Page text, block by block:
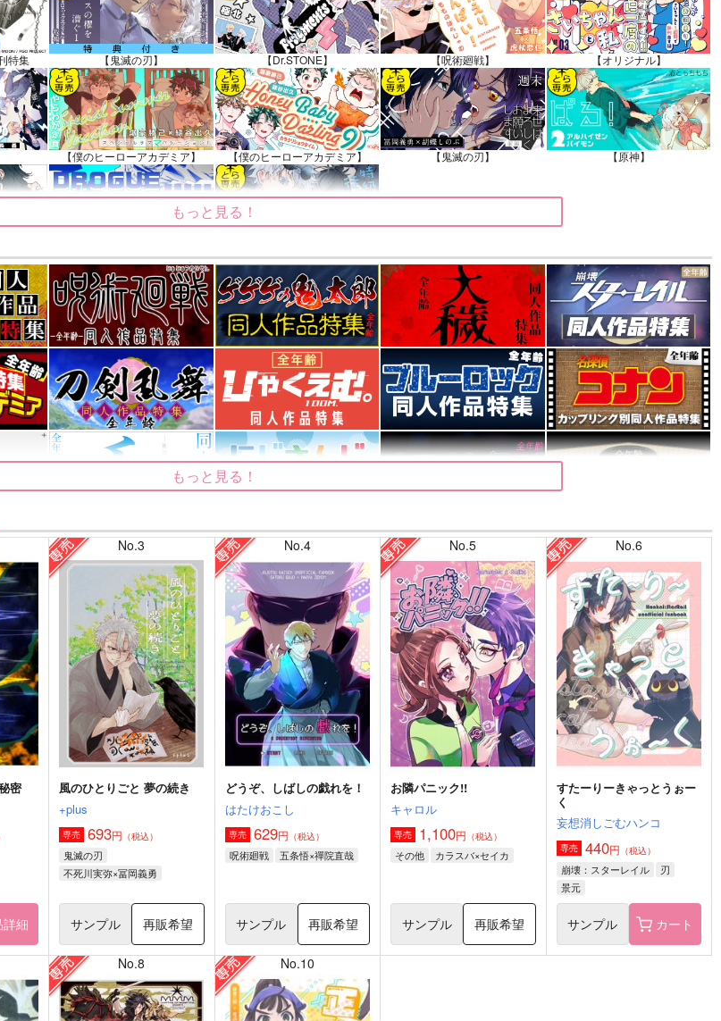
変換キャンペーン」終了のお知らせ（2025.11.21 掲載）
更新｜2025.08.01 掲載）
掲載）
特集 【鬼滅の刃】 【Dr.STONE】 【呪術廻戦】 【オリジナル】
【僕のヒーローアカデミア】 【僕のヒーローアカデミア】 【鬼滅の刃】 【原神】
もっと見る！
もっと見る！
密
詳細
No.3
風のひとりごと 夢の続き
+plus
専売 693円 （税込）
鬼滅の刃
不死川実弥×冨岡義勇
サンプル 再販希望
No.4
どうぞ、しばしの戯れを！
はたけおこし
専売 629円 （税込）
呪術廻戦 五条悟×禪院直哉
サンプル 再販希望
No.5
お隣パニック!!
キャロル
専売 1,100円 （税込）
その他 カラスバ×セイカ
サンプル 再販希望
No.6
すたーりーきゃっとうぉー
く
妄想消しごむハンコ
専売 440円 （税込）
崩壊：スターレイル
刃
景元
サンプル カート
No.8 No.10